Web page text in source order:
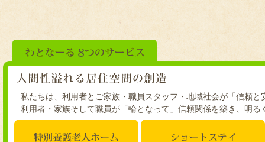
私たちは、利用者とご家族・職員スタッフ・地域社会が「信頼
利用者・家族そして職員が「輪となって」信頼関係を築き、明
特別養護老人ホーム
ショートステイ